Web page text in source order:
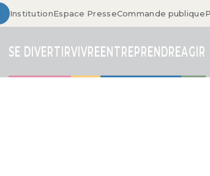
InstitutionEspace PresseCommande publique
SE DIVERTIRVIVREENTREPRENDREAGIR